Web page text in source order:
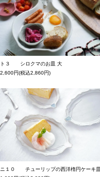
ト３ シロクマのお皿 大
2,600円(税込2,860円)
ニ１０ チューリップの西洋楕円ケーキ皿